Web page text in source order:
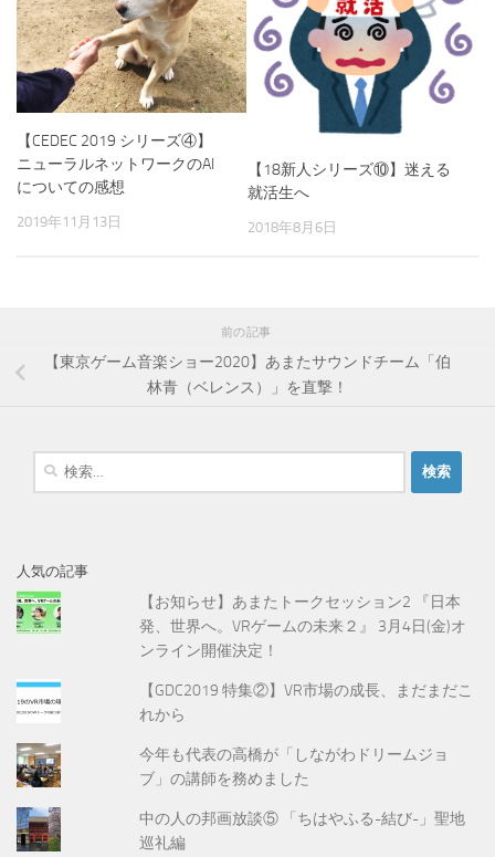
【CEDEC 2019 シリーズ④】
ニューラルネットワークのAI
についての感想
2019年11月13日
【18新人シリーズ⑩】迷える
就活生へ
2018年8月6日
前の記事
【東京ゲーム音楽ショー2020】あまたサウンドチーム「伯
林青（ベレンス）」を直撃！
人気の記事
【お知らせ】あまたトークセッション2 『日本
発、世界へ。VRゲームの未来２』 3月4日(金)オ
ンライン開催決定！
【GDC2019 特集②】VR市場の成長、まだまだこ
れから
今年も代表の高橋が「しながわドリームジョ
ブ」の講師を務めました
中の人の邦画放談⑤ 「ちはやふる-結び-」聖地
巡礼編